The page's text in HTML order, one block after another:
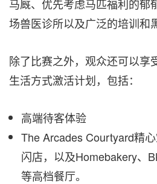
马厩、优先考虑马匹福利的郁
场兽医诊所以及广泛的培训和
除了比赛之外，观众还可以享
生活方式激活计划，包括：
高端待客体验
The Arcades Courtyard精
闪店，以及Homebakery、
等高档餐厅。